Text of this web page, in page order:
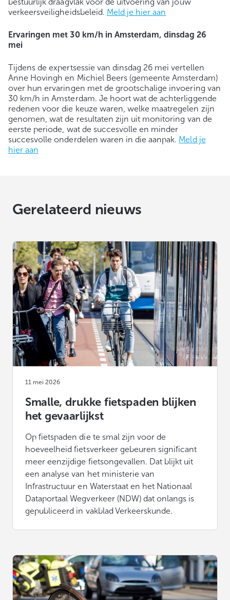
verkeersveiligheidsbeleid. Meld je hier aan
Ervaringen met 30 km/h in Amsterdam, dinsdag 26
mei
Tijdens de expertsessie van dinsdag 26 mei vertellen
Anne Hovingh en Michiel Beers (gemeente Amsterdam)
over hun ervaringen met de grootschalige invoering van
30 km/h in Amsterdam. Je hoort wat de achterliggende
redenen voor die keuze waren, welke maatregelen zijn
genomen, wat de resultaten zijn uit monitoring van de
eerste periode, wat de succesvolle en minder
succesvolle onderdelen waren in die aanpak. Meld je
hier aan
Gerelateerd nieuws
11 mei 2026
Smalle, drukke fietspaden blijken
het gevaarlijkst
Op fietspaden die te smal zijn voor de
hoeveelheid fietsverkeer gebeuren significant
meer eenzijdige fietsongevallen. Dat blijkt uit
een analyse van het ministerie van
Infrastructuur en Waterstaat en het Nationaal
Dataportaal Wegverkeer (NDW) dat onlangs is
gepubliceerd in vakblad Verkeerskunde.